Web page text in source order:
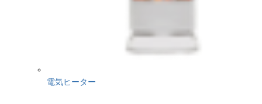
電気ヒーター